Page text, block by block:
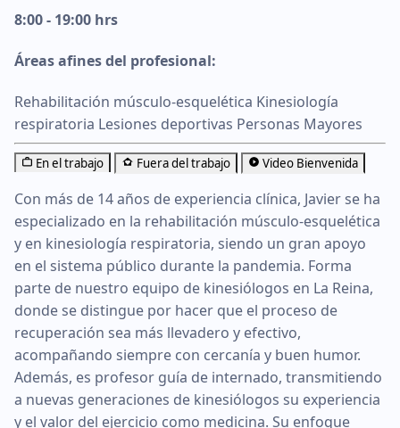
8:00 - 19:00 hrs
Áreas afines del profesional:
Rehabilitación músculo-esquelética Kinesiología
respiratoria Lesiones deportivas Personas Mayores
En el trabajo Fuera del trabajo Video Bienvenida
Con más de 14 años de experiencia clínica, Javier se ha
especializado en la rehabilitación músculo-esquelética
y en kinesiología respiratoria, siendo un gran apoyo
en el sistema público durante la pandemia. Forma
parte de nuestro equipo de kinesiólogos en La Reina,
donde se distingue por hacer que el proceso de
recuperación sea más llevadero y efectivo,
acompañando siempre con cercanía y buen humor.
Además, es profesor guía de internado, transmitiendo
a nuevas generaciones de kinesiólogos su experiencia
y el valor del ejercicio como medicina. Su enfoque